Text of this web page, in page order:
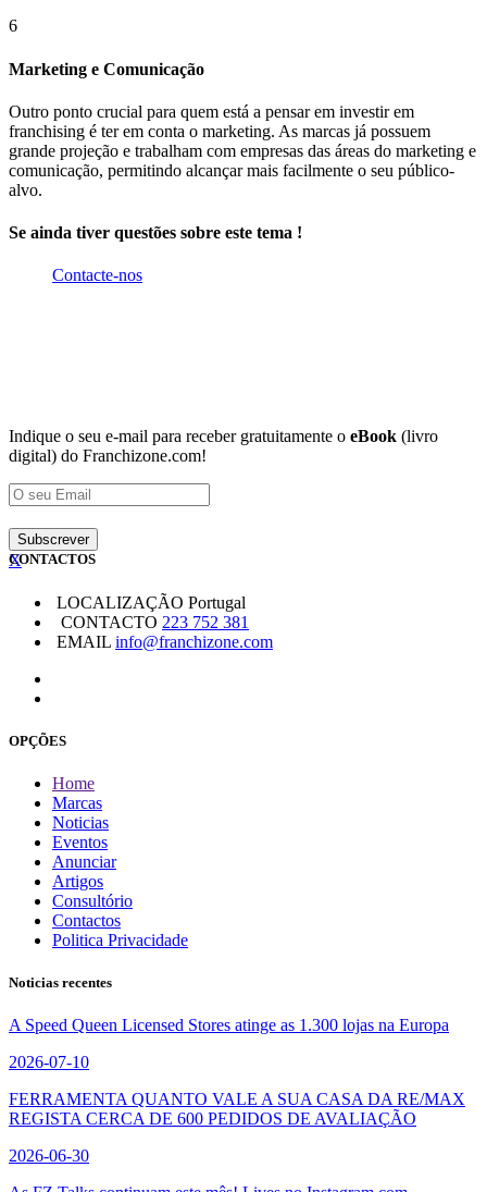
6
Marketing e Comunicação
Outro ponto crucial para quem está a pensar em investir em
franchising é ter em conta o marketing. As marcas já possuem
grande projeção e trabalham com empresas das áreas do marketing e
comunicação, permitindo alcançar mais facilmente o seu público-
alvo.
Se ainda tiver questões sobre este tema !
Contacte-nos
Indique o seu e-mail para receber gratuitamente o eBook (livro
digital) do Franchizone.com!
X
CONTACTOS
LOCALIZAÇÃO Portugal
CONTACTO 223 752 381
EMAIL info@franchizone.com
OPÇÕES
Home
Marcas
Noticias
Eventos
Anunciar
Artigos
Consultório
Contactos
Politica Privacidade
Noticias recentes
A Speed Queen Licensed Stores atinge as 1.300 lojas na Europa
2026-07-10
FERRAMENTA QUANTO VALE A SUA CASA DA RE/MAX
REGISTA CERCA DE 600 PEDIDOS DE AVALIAÇÃO
2026-06-30